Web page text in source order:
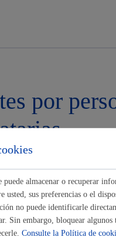
por
almacenar o recuperar
usted, sus preferencias o el
no puede identificarle
Sin embargo, bloquear
Consulte la Política de